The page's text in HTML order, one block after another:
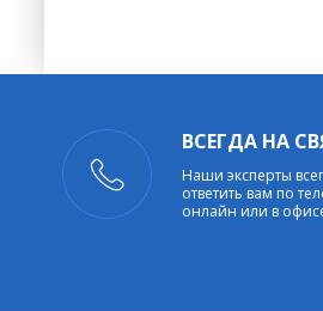
ВСЕГДА НА
Наши эксперты
ответить вам по
онлайн или в